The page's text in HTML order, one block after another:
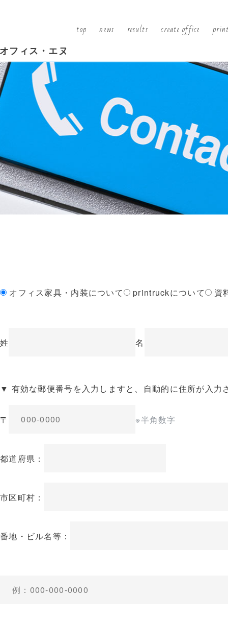
オフィス・エヌ
top news results create office
オフィス家具・内装について printruckについて 資
姓 名
▼ 有効な郵便番号を入力しますと、自動的に住所が入力
〒 ※半角数字
都道府県：
市区町村：
番地・ビル名等：